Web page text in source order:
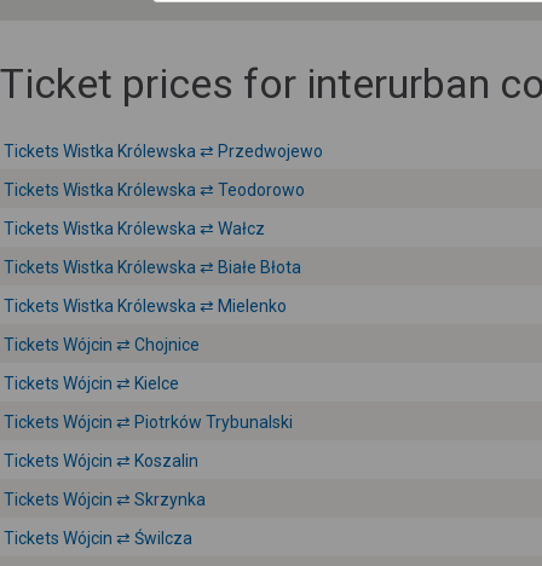
Ticket prices for interurban
Tickets Wistka Królewska ⇄ Przedwojewo
Tickets Wistka Królewska ⇄ Teodorowo
Tickets Wistka Królewska ⇄ Wałcz
Tickets Wistka Królewska ⇄ Białe Błota
Tickets Wistka Królewska ⇄ Mielenko
Tickets Wójcin ⇄ Chojnice
Tickets Wójcin ⇄ Kielce
Tickets Wójcin ⇄ Piotrków Trybunalski
Tickets Wójcin ⇄ Koszalin
Tickets Wójcin ⇄ Skrzynka
Tickets Wójcin ⇄ Świlcza